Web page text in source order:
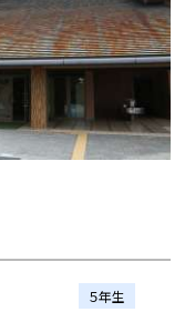
５年生